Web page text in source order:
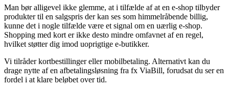
Man bør alligevel ikke glemme, at i tilfælde af at en e-shop tilbyder
produkter til en salgspris der kan ses som himmelråbende billig,
kunne det i nogle tilfælde være et signal om en uærlig e-shop.
Shopping med kort er ikke desto mindre omfavnet af en regel,
hvilket støtter dig imod uoprigtige e-butikker.
Vi tilråder kortbestillinger eller mobilbetaling. Alternativt kan du
drage nytte af en afbetalingsløsning fra fx ViaBill, forudsat du ser en
fordel i at klare beløbet over tid.